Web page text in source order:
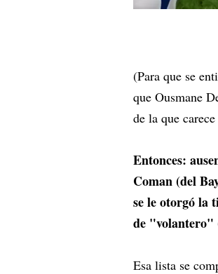
(Para que se
que Ousmane
de la que
Entonces:
Coman (del
se le otorgó la
de "volantero"
Esa lista se